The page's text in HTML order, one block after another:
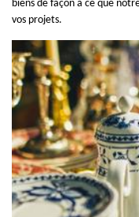
biens de façon à ce que
vos projets.